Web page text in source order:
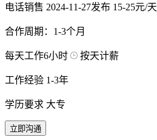
电话销售 2024-11-27发布 15-25元/天
合作周期：1-3个月
每天工作6小时 按天计薪
工作经验 1-3年
学历要求 大专
立即沟通